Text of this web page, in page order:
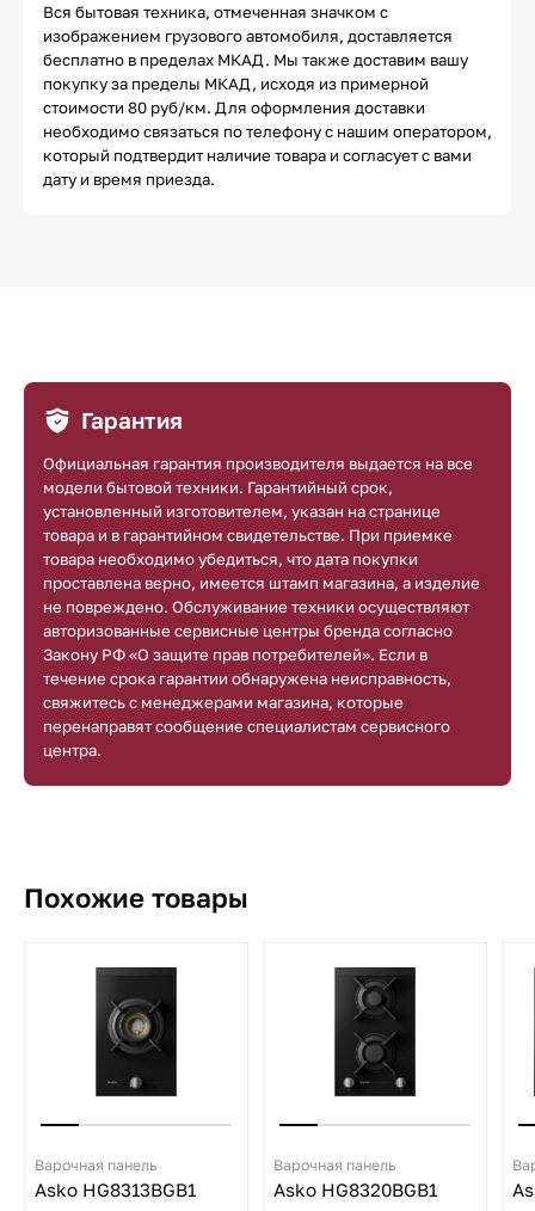
Вся бытовая техника, отмеченная значком с
изображением грузового автомобиля, доставляется
бесплатно в пределах МКАД. Мы также доставим вашу
покупку за пределы МКАД, исходя из примерной
стоимости 80 руб/км. Для оформления доставки
необходимо связаться по телефону с нашим оператором,
который подтвердит наличие товара и согласует с вами
дату и время приезда.
Гарантия
Официальная гарантия производителя выдается на все
модели бытовой техники. Гарантийный срок,
установленный изготовителем, указан на странице
товара и в гарантийном свидетельстве. При приемке
товара необходимо убедиться, что дата покупки
проставлена верно, имеется штамп магазина, а изделие
не повреждено. Обслуживание техники осуществляют
авторизованные сервисные центры бренда согласно
Закону РФ «О защите прав потребителей». Если в
течение срока гарантии обнаружена неисправность,
свяжитесь с менеджерами магазина, которые
перенаправят сообщение специалистам сервисного
центра.
Похожие товары
Варочная панель
Asko HG8313BGB1
Варочная панель
Asko HG8320BGB1